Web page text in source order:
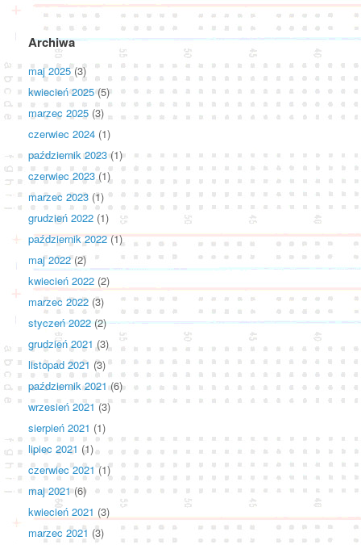
Archiwa
maj 2025(3)
kwiecień 2025(5)
marzec 2025 (3)
czerwiec 2024 (1)
październik 2023(1)
czerwiec 2023(1)
marzec 2023 (1)
grudzień 2022 (1)
październik 2022(1)
maj 2022(2)
kwiecień 2022 (2)
marzec 2022 (3)
styczeń 2022(2)
grudzień 2021 (3)
listopad 2021 (3)
październik 2021(6)
wrzesień 2021 (3)
sierpień 2021 (1)
lipiec 2021 (1)
czerwiec 2021(1)
maj 2021(6)
kwiecień 2021 (3)
marzec 2021 (3)